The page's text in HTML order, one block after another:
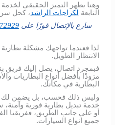
وهنا يظهر التميز الحقيقي
التابعة لكراجات الراشد، كحل
سارع بالإتصال فورًا على
لذا فعندما تواجهك مشكلة
الانتظار الطويل.
فبمجرد اتصال، يصل إليك فريق
مزودًا بأفضل أنواع البطاريات
البطارية في مكانك.
وليس ذلك فحسب، بل يضمن لك
خدمة تبديل بطارية فورية
أو على جانب الطريق، ففريقنا
جميع أنواع السيارات.